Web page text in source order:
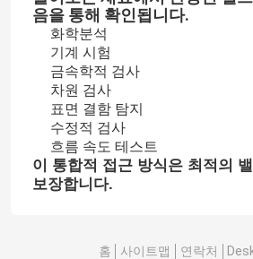
음을 통해 확인됩니다.
화학분석
기계 시험
금속학적 검사
차원 검사
표면 결함 탐지
수정적 검사
흐름 속도 테스트
이 통합적 접근 방식은 최적의
보장합니다.
홈 사이트맵 연락처